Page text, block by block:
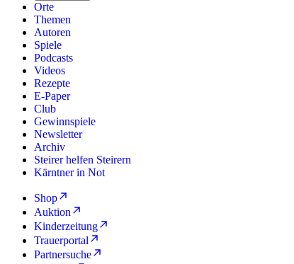
Orte
Themen
Autoren
Spiele
Podcasts
Videos
Rezepte
E-Paper
Club
Gewinnspiele
Newsletter
Archiv
Steirer helfen Steirern
Kärntner in Not
Shop
Auktion
Kinderzeitung
Trauerportal
Partnersuche